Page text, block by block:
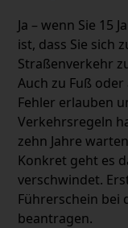
Ja – wenn Sie 15
ist, dass Sie sich
Straßenverkehr
Auch zu Fuß
Fehler erlauben
Verkehrsregeln
zehn Jahre
Konkret geht es
verschwindet.
Führerschein bei
beantragen.